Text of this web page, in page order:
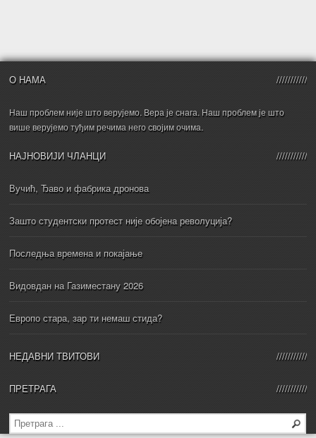
О НАМА
Наш проблем није што верујемо. Вера је снага. Наш проблем је што
више верујемо туђим речима него својим очима.
НАЈНОВИЈИ ЧЛАНЦИ
Вучић, Ђаво и фабрика дронова
Зашто студентски протест није обојена револуција?
Последња времена и покајање
Видовдан на Газиместану 2026
Европо стара, зар ти немаш стида?
НЕДАВНИ ТВИТОВИ
ПРЕТРАГА